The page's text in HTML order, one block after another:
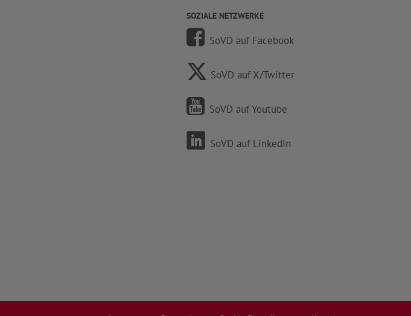
SOZIALE NETZWERKE
SoVD auf Facebook
SoVD auf X/Twitter
SoVD auf Youtube
SoVD auf LinkedIn